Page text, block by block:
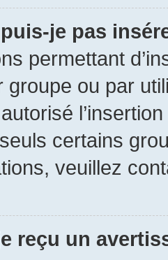
je pas
permettant
ou par
certains
veuillez
reçu un